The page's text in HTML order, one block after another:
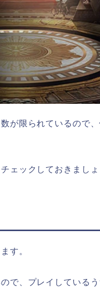
が限られているので
ェックしておきましょ
す。
で、プレイしている